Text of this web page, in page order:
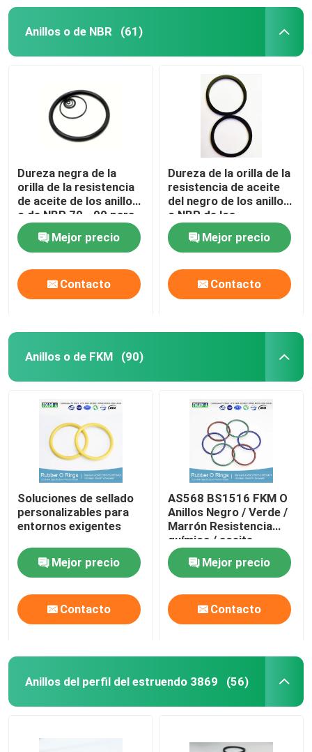
Anillos o de NBR (61)
Dureza negra de la
orilla de la resistencia
de aceite de los anillos
o de NBR 70 - 90 para
los compresores de
gas
Mejor precio
Contacto
Dureza de la orilla de la
resistencia de aceite
del negro de los anillos
o NBR de los
compresores de gas
70 - 90Mejor precio
Contacto
Anillos o de FKM (90)
Soluciones de sellado
personalizables para
entornos exigentes
Mejor precio
Contacto
AS568 BS1516 FKM O
Anillos Negro / Verde /
Marrón Resistencia
química / aceite
Resistencia a los rayos
UV
Mejor precio
Contacto
Anillos del perfil del estruendo 3869 (56)